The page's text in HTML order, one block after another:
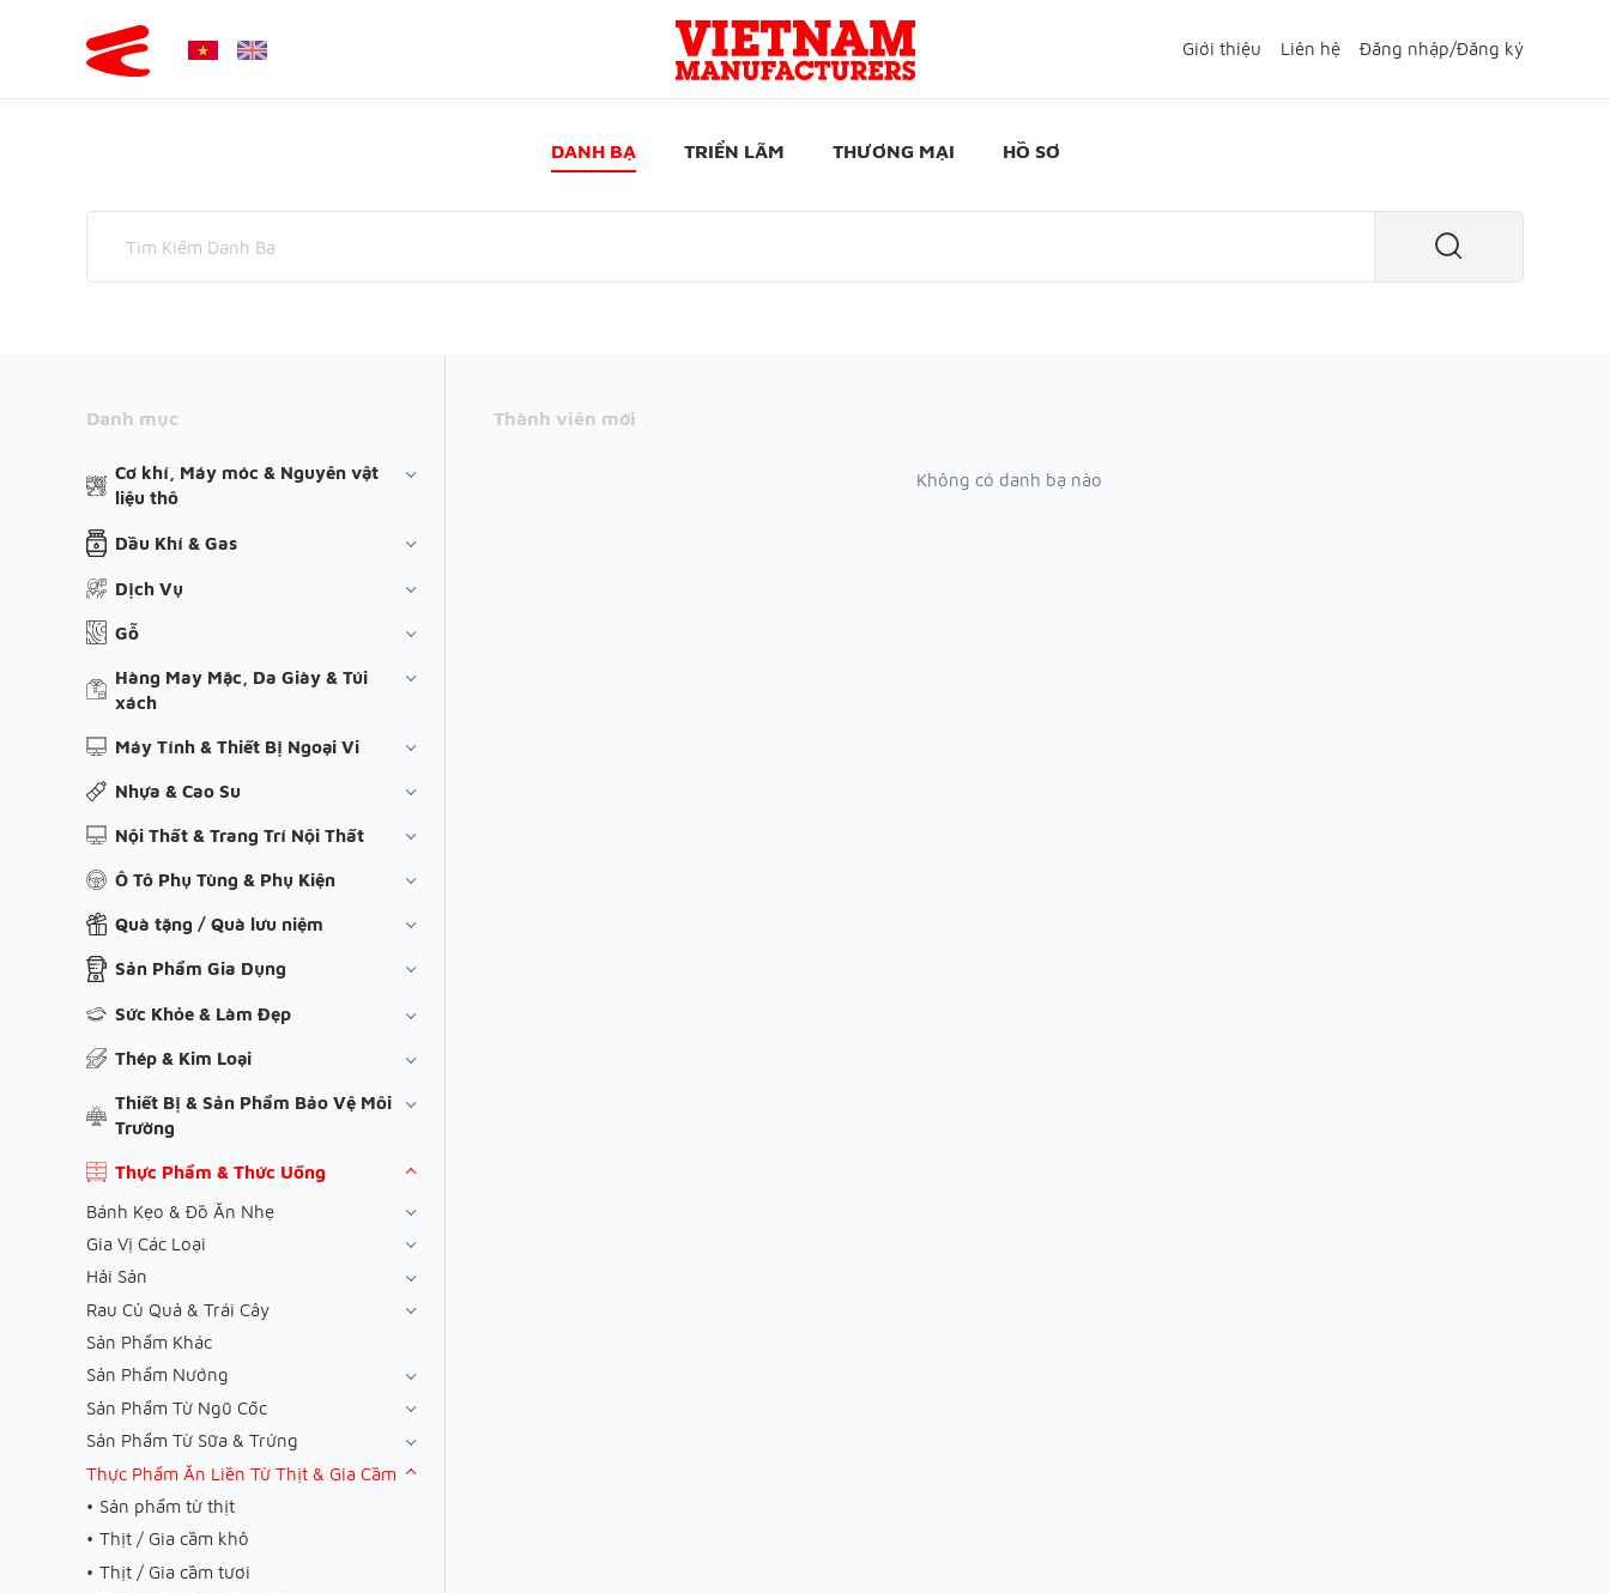
Giới thiệu Liên hệ Đăng nhập/Đăng ký
DANH BẠ TRIỂN LÃM THƯƠNG MẠI HỒ SƠ
Danh mục
Cơ khí, Máy móc & Nguyên vật
liệu thô
Dầu Khí & Gas
Dịch Vụ
Gỗ
Hàng May Mặc, Da Giày & Túi
xách
Máy Tính & Thiết Bị Ngoại Vi
Nhựa & Cao Su
Nội Thất & Trang Trí Nội Thất
Ô Tô Phụ Tùng & Phụ Kiện
Quà tặng / Quà lưu niệm
Sản Phẩm Gia Dụng
Sức Khỏe & Làm Đẹp
Thép & Kim Loại
Thiết Bị & Sản Phẩm Bảo Vệ Môi
Trường
Thực Phẩm & Thức Uống
Bánh Kẹo & Đồ Ăn Nhẹ
Gia Vị Các Loại
Hải Sản
Rau Củ Quả & Trái Cây
Sản Phẩm Khác
Sản Phẩm Nướng
Sản Phẩm Từ Ngũ Cốc
Sản Phẩm Từ Sữa & Trứng
Thực Phẩm Ăn Liền Từ Thịt & Gia Cầm
Sản phẩm từ thịt
Thịt / Gia cầm khô
Thịt / Gia cầm tươi
Thành viên mới
Không có danh bạ nào